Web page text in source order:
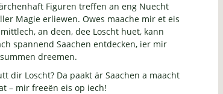
Figuren treffen an eng Nuecht
Magie erliewen. Owes maache mir et eis
an deen, dee Loscht huet, kann
spannend Saachen entdecken, ier mir
dreemen.
dir Loscht? Da paakt är Saachen a maacht
– mir freeën eis op iech!